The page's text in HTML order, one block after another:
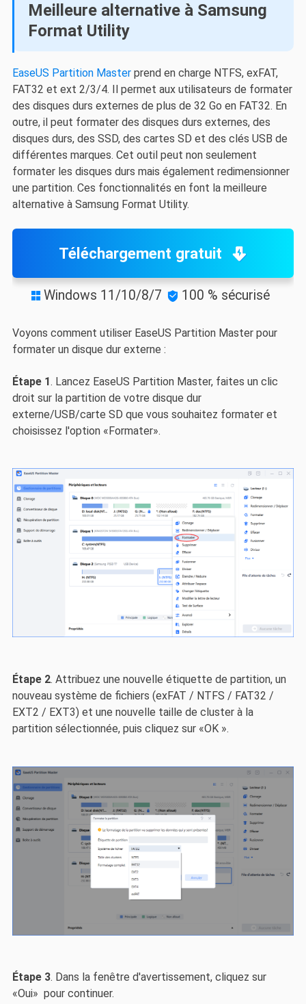
Meilleure alternative à Samsung
Format Utility
EaseUS Partition Masterprend en charge NTFS, exFAT,
FAT32 et ext 2/3/4. Il permet aux utilisateurs de formater
des disques durs externes de plus de 32 Go en FAT32. En
outre, il peut formater des disques durs externes, des
disques durs, des SSD, des cartes SD et des clés USB de
différentes marques. Cet outil peut non seulement
formater les disques durs mais également redimensionner
une partition. Ces fonctionnalités en font la meilleure
alternative à Samsung Format Utility.
Téléchargement gratuit
 Windows 11/10/8/7  100 % sécurisé
Voyons comment utiliser EaseUS Partition Master pour
formater un disque dur externe :
Étape 1. Lancez EaseUS Partition Master, faites un clic
droit sur la partition de votre disque dur
externe/USB/carte SD que vous souhaitez formater et
choisissez l'option «Formater».
Étape 2. Attribuez une nouvelle étiquette de partition, un
nouveau système de fichiers (exFAT / NTFS / FAT32 /
EXT2 / EXT3) et une nouvelle taille de cluster à la
partition sélectionnée, puis cliquez sur «OK ».
Étape 3. Dans la fenêtre d'avertissement, cliquez sur
«Oui» pour continuer.